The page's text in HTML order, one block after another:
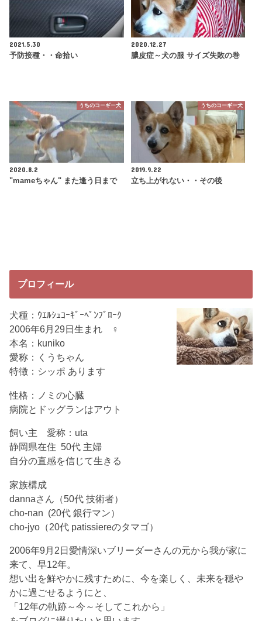
2021.5.30
予防接種・・命拾い
2020.12.27
膿皮症～犬の服 サイズ失敗の巻
うちのコーギー犬
2020.8.2
"mameちゃん" また逢う日まで
うちのコーギー犬
2019.9.22
立ち上がれない・・その後
プロフィール
犬種：ｳｴﾙｼｭｺｰｷﾞｰﾍﾟﾝﾌﾞﾛｰｸ
2006年6月29日生まれ ♀
本名：kuniko
愛称：くうちゃん
特徴：シッポ あります
性格：ノミの心臓
病院とドッグランはアウト
飼い主 愛称：uta
静岡県在住 50代 主婦
自分の直感を信じて生きる
家族構成
dannaさん（50代 技術者）
cho-nan (20代 銀行マン）
cho-jyo（20代 patissiereのタマゴ）
2006年9月2日愛情深いブリーダーさんの元から我が家に
来て、早12年。
想い出を鮮やかに残すために、今を楽しく、未来を穏や
かに過ごせるようにと、
「12年の軌跡～今～そしてこれから」